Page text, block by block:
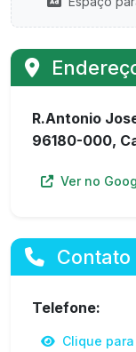
R.Antonio
96180-000,
Ver no
Contato
Telefone:
Clique